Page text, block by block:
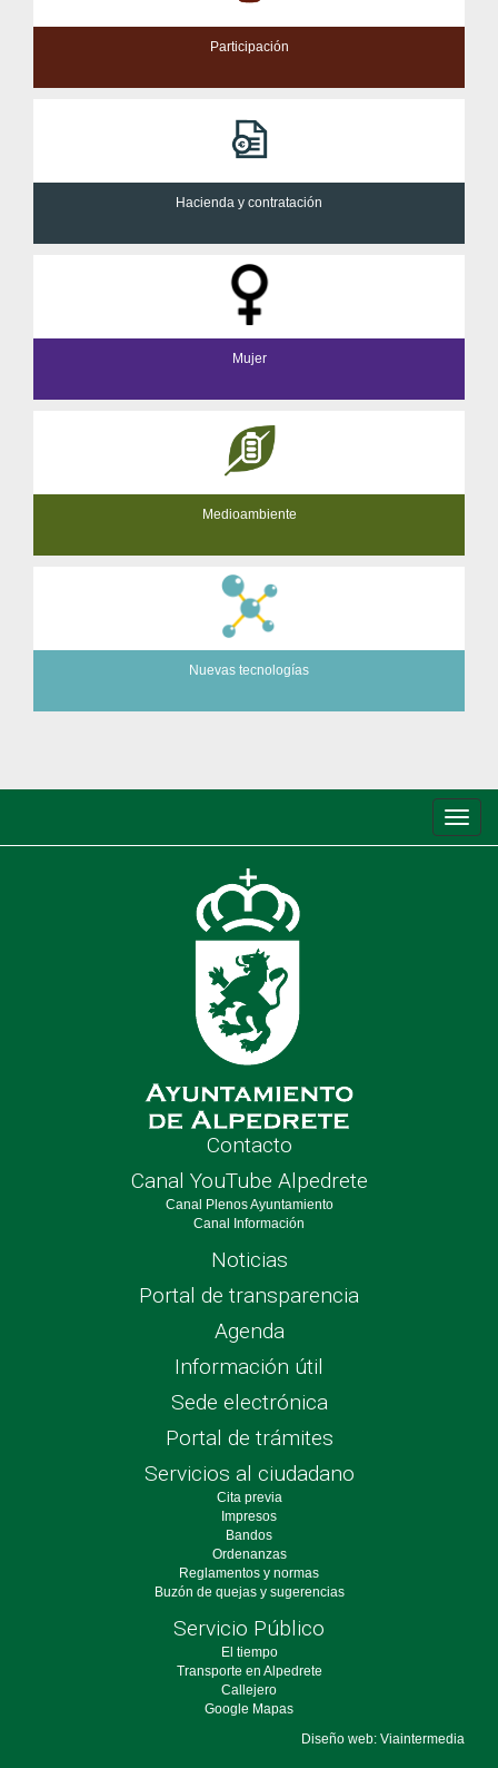
Participación
Hacienda y contratación
Mujer
Medioambiente
Nuevas tecnologías
de
Contacto
Canal YouTube Alpedrete
Canal Plenos Ayuntamiento
Canal Información
Noticias
Portal de transparencia
Agenda
Información útil
Sede electrónica
Portal de trámites
Servicios al ciudadano
Cita previa
Impresos
Bandos
Ordenanzas
Reglamentos y normas
Buzón de quejas y sugerencias
Servicio Público
El tiempo
Transporte en Alpedrete
Callejero
Google Mapas
Diseño web: Viaintermedia